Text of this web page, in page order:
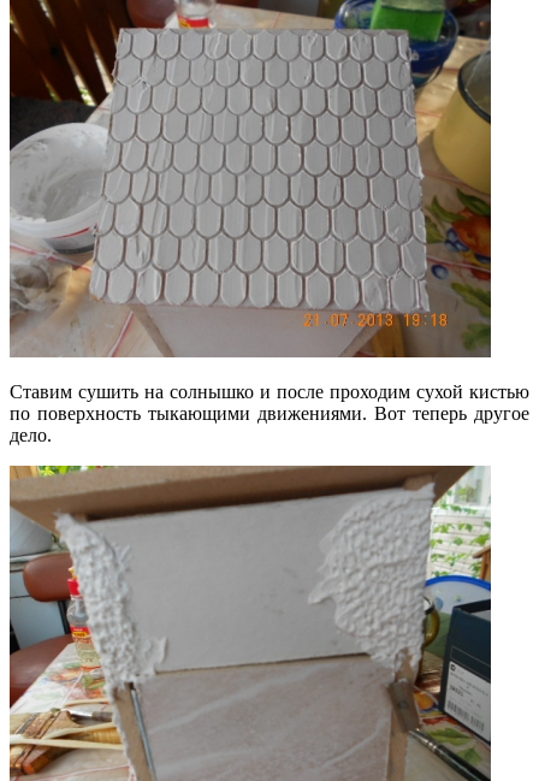
Ставим сушить на солнышко и после проходим сухой кистью
по поверхность тыкающими движениями. Вот теперь другое
дело.